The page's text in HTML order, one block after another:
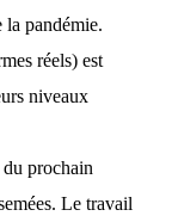
la pandémie.
réels) est
niveaux
prochain
Le travail